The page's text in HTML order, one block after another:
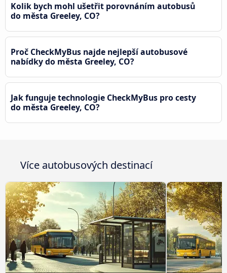
Kolik bych mohl ušetřit porovnáním autobusů
do města Greeley, CO?
Proč CheckMyBus najde nejlepší autobusové
nabídky do města Greeley, CO?
Jak funguje technologie CheckMyBus pro cesty
do města Greeley, CO?
Více autobusových destinací